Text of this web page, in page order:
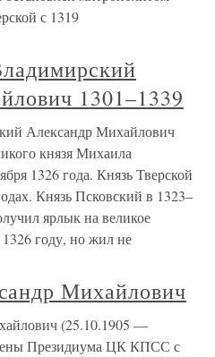
с 1319
1301–1339
Александр Михайлович
князя Михаила
1326 года. Князь Тверской
Князь Псковский в 1323–
ярлык на великое
году, но жил не
Михайлович
(25.10.1905 —
Президиума ЦК КПСС с